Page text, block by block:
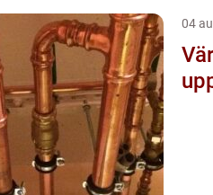
04